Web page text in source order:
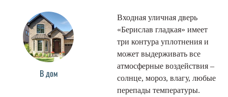
В дом
Входная уличная дверь
«Берислав гладкая» имеет
три контура уплотнения и
может выдерживать все
атмосферные воздействия –
солнце, мороз, влагу, любые
перепады температуры.